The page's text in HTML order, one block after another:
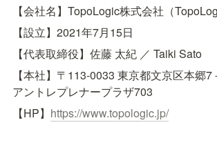
【会社名】TopoLogic株式会社（
【設立】2021年7月15日
【代表取締役】佐藤 太紀 ／ Taiki Sato
【本社】〒113-0033 東京都文京区本郷
アントレプレナープラザ703
【HP】 https://www.topologic.jp/